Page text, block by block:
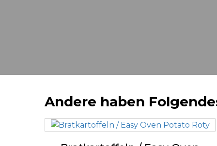
Andere haben